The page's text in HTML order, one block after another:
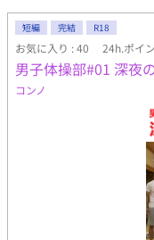
名の番候補がいて、小
ちろん、ディルにはと
しみながらも、番候補
かもその一人は、ディ
た。 アルフレッドを見
けてくれた騎士に驚く
なかった、護衛騎士そ
年と文官の青年と親し
に。 平行世界に転移
ったディルの望みは、
さてはて、ディルの平
※平行世界への転生も
番」設定はなし。女性
短編 完結 R18
お気に入り : 40 24h.ポイ
男子体操部#01 深夜
コンノ